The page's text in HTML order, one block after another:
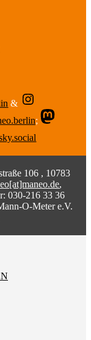
&
;
106 , 10783
,
030-216 33 36
O-Meter e.V.